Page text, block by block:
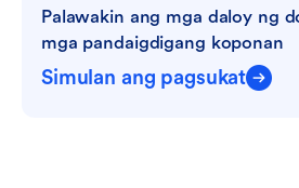
Palawakin ang mga daloy ng
mga pandaigdigang koponan
Simulan ang pagsukat